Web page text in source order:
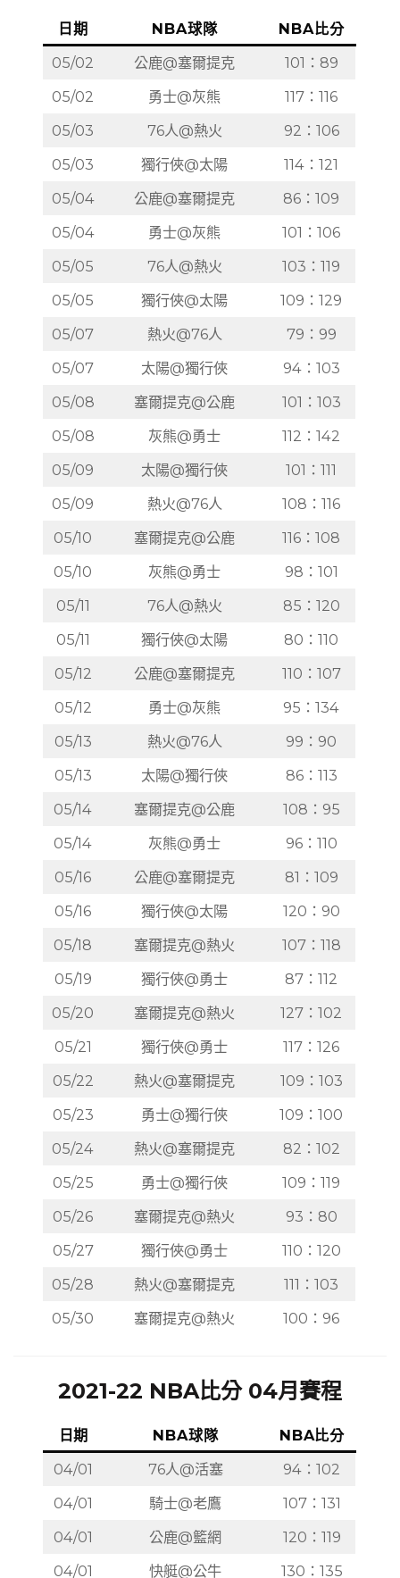
日期 NBA球隊
NBA比分
05/02
公鹿@塞爾提克
101：89
05/02
勇士@灰熊
117：116
05/03
76人@熱火
92：106
05/03
獨行俠@太陽
114：121
05/04
公鹿@塞爾提克
86：109
05/04
勇士@灰熊
101：106
05/05
76人@熱火
103：119
05/05
獨行俠@太陽
109：129
05/07
熱火@76人
79：99
05/07
太陽@獨行俠
94：103
05/08
塞爾提克@公鹿
101：103
05/08
灰熊@勇士
112：142
05/09
太陽@獨行俠
101：111
05/09
熱火@76人
108：116
05/10
塞爾提克@公鹿
116：108
05/10
灰熊@勇士
98：101
05/11
76人@熱火
85：120
05/11
獨行俠@太陽
80：110
05/12
公鹿@塞爾提克
110：107
05/12
勇士@灰熊
95：134
05/13
熱火@76人
99：90
05/13
太陽@獨行俠
86：113
05/14
塞爾提克@公鹿
108：95
05/14
灰熊@勇士
96：110
05/16
公鹿@塞爾提克
81：109
05/16
獨行俠@太陽
120：90
05/18
塞爾提克@熱火
107：118
05/19
獨行俠@勇士
87：112
05/20
塞爾提克@熱火
127：102
05/21
獨行俠@勇士
117：126
05/22
熱火@塞爾提克
109：103
05/23
勇士@獨行俠
109：100
05/24
熱火@塞爾提克
82：102
05/25
勇士@獨行俠
109：119
05/26
塞爾提克@熱火
93：80
05/27
獨行俠@勇士
110：120
05/28
熱火@塞爾提克
111：103
05/30
塞爾提克@熱火 100：96
2021-22 NBA比分 04月賽程
日期 NBA球隊
NBA比分
04/01
76人@活塞
94：102
04/01
騎士@老鷹
107：131
04/01
公鹿@籃網
120：119
04/01
快艇@公牛 130：135